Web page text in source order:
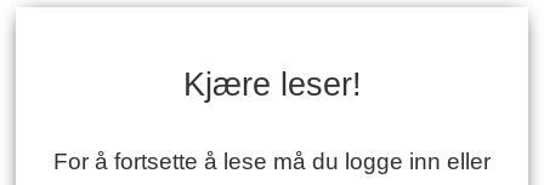
Kjære leser!
For å fortsette å lese må du logge inn eller